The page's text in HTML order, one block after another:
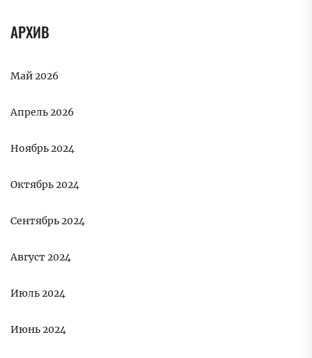
АРХИВ
Май 2026
Апрель 2026
Ноябрь 2024
Октябрь 2024
Сентябрь 2024
Август 2024
Июль 2024
Июнь 2024